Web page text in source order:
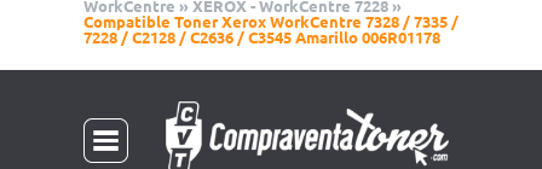
WorkCentre » XEROX - WorkCentre 7228 »
Compatible Toner Xerox WorkCentre 7328 / 7335 /
7228 / C2128 / C2636 / C3545 Amarillo 006R01178